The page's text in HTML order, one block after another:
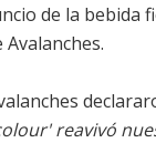
de la bebida
' reavivó